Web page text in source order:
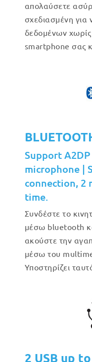
απολαύσετε
σχεδιασμένη για
δεδομένων
smartphone σας
Support
microphone |
connection, 2
time.
Συνδέστε το
μέσω bluetooth
ακούστε την
μέσω του
Υποστηρίζει
2 USB up